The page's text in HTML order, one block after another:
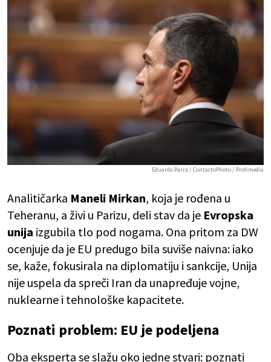
Eduardo Parra / ContactoPhoto / Profimedia
Analitičarka Maneli Mirkan, koja je rođena u
Teheranu, a živi u Parizu, deli stav da je Evropska
unija izgubila tlo pod nogama. Ona pritom za DW
ocenjuje da je EU predugo bila suviše naivna: iako
se, kaže, fokusirala na diplomatiju i sankcije, Unija
nije uspela da spreči Iran da unapređuje vojne,
nuklearne i tehnološke kapacitete.
Poznati problem: EU je podeljena
Oba eksperta se slažu oko jedne stvari: poznati